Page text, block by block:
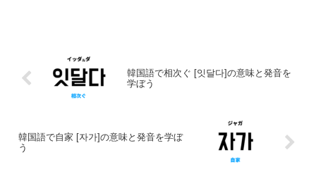
韓国語で相次ぐ [잇달다]の意味と発音を
学ぼう
韓国語で自家 [자가]の意味と発音を学ぼ
う